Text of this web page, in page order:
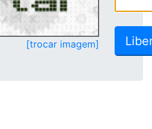
[trocar imagem]